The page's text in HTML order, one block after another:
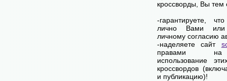
кроссворды, Вы
-гарантируете,
лично Вами или
личному согласию
-наделяете сайт
правами на
использование
кроссвордов
и публикацию)!